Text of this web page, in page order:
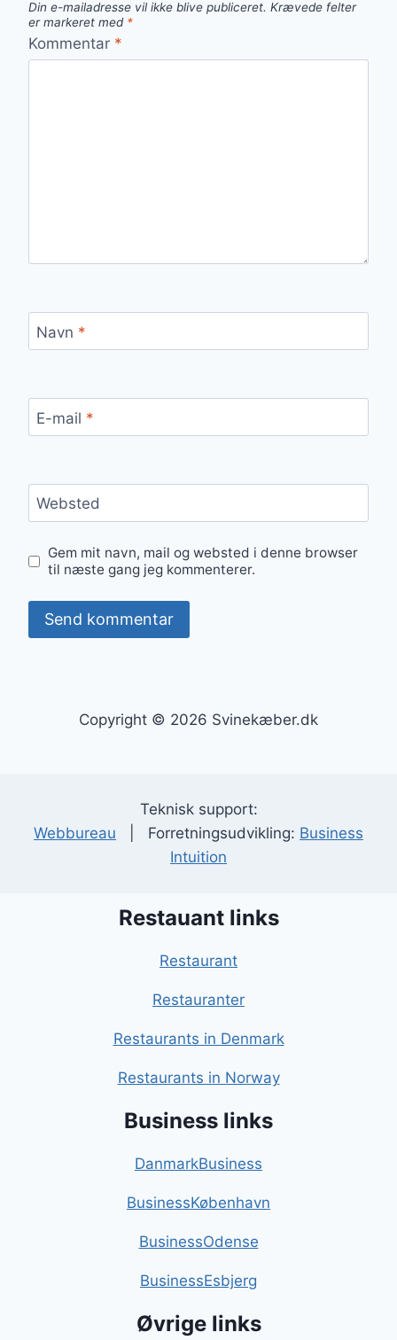
Din e-mailadresse vil ikke blive publiceret. Krævede felter
er markeret med *
Kommentar *
Navn *
E-mail *
Websted
Gem mit navn, mail og websted i denne browser
til næste gang jeg kommenterer.
Copyright © 2026 Svinekæber.dk
Teknisk support:
Webbureau | Forretningsudvikling: Business
Intuition
Restauant links
Restaurant
Restauranter
Restaurants in Denmark
Restaurants in Norway
Business links
DanmarkBusiness
BusinessKøbenhavn
BusinessOdense
BusinessEsbjerg
Øvrige links